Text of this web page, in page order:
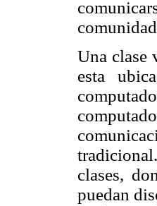
Una clase
esta
clases,
puedan